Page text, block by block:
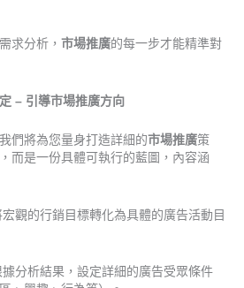
求分析，市場推廣的每一步才能精準對
– 引導市場推廣方向
們將為您量身打造詳細的市場推廣策
而是一份具體可執行的藍圖，內容涵
宏觀的行銷目標轉化為具體的廣告活動目
據分析結果，設定詳細的廣告受眾條件